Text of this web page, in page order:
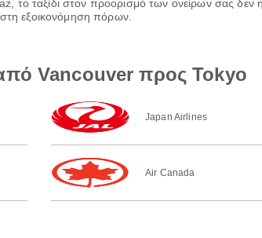
ταξίδι στον προορισμό των ονείρων σας δεν
εξοικονόμηση πόρων.
Vancouver προς Tokyo
Japan Airlines
Air Canada